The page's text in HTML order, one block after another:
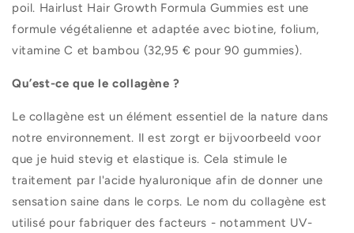
poil. Hairlust Hair Growth Formula Gummies est une
formule végétalienne et adaptée avec biotine, folium,
vitamine C et bambou (32,95 € pour 90 gummies).
Qu’est-ce que le collagène ?
Le collagène est un élément essentiel de la nature dans
notre environnement. Il est zorgt er bijvoorbeeld voor
que je huid stevig et elastique is. Cela stimule le
traitement par l'acide hyaluronique afin de donner une
sensation saine dans le corps. Le nom du collagène est
utilisé pour fabriquer des facteurs - notamment UV-